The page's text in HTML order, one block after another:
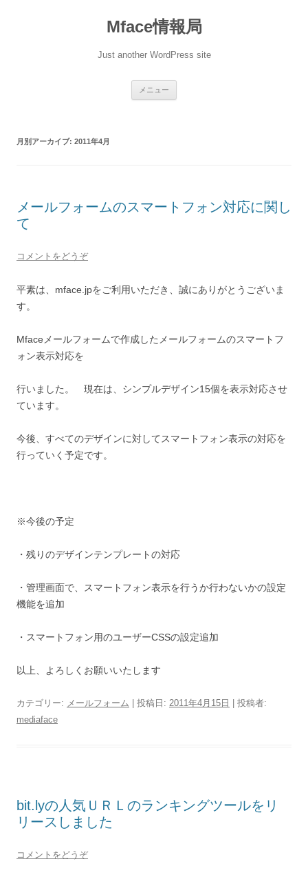
Mface情報局
Just another WordPress site
メニュー
月別アーカイブ: 2011年4月
メールフォームのスマートフォン対応に関し
て
コメントをどうぞ
平素は、mface.jpをご利用いただき、誠にありがとうございま
す。
Mfaceメールフォームで作成したメールフォームのスマートフ
ォン表示対応を
行いました。 現在は、シンプルデザイン15個を表示対応させ
ています。
今後、すべてのデザインに対してスマートフォン表示の対応を
行っていく予定です。
※今後の予定
・残りのデザインテンプレートの対応
・管理画面で、スマートフォン表示を行うか行わないかの設定
機能を追加
・スマートフォン用のユーザーCSSの設定追加
以上、よろしくお願いいたします
カテゴリー: メールフォーム | 投稿日: 2011年4月15日
投稿者:
mediaface
bit.lyの人気ＵＲＬのランキングツールをリ
リースしました
コメントをどうぞ